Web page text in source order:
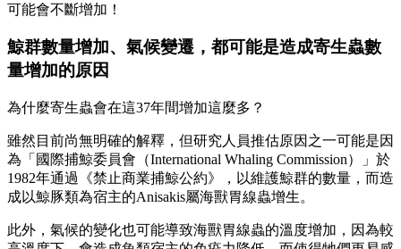
可能會不斷增加！
鯨群數量增加、氣候變遷，都可能是造成寄生蟲數
量增加的原因
為什麼寄生蟲會在這37年間增加這麼多？
雖然目前尚無明確的解釋，但研究人員推估原因之一可能是因
為「國際捕鯨委員會（International Whaling Commission）」於
1982年通過《禁止商業捕鯨公約》，以維護鯨群的數量，而造
成以鯨豚類為宿主的Anisakis屬海獸胃線蟲增生。
此外，氣候的變化也可能導致海獸胃線蟲的溫度增加，因為較